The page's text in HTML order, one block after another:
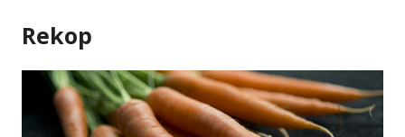
to
Rekop